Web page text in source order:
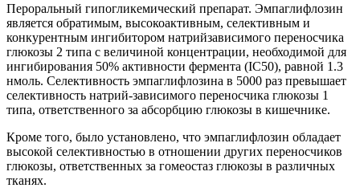
Пероральный гипогликемический препарат. Эмпаглифлозин
является обратимым, высокоактивным, селективным и
конкурентным ингибитором натрийзависимого переносчика
глюкозы 2 типа с величиной концентрации, необходимой для
ингибирования 50% активности фермента (IC50), равной 1.3
нмоль. Селективность эмпаглифлозина в 5000 раз превышает
селективность натрий-зависимого переносчика глюкозы 1
типа, ответственного за абсорбцию глюкозы в кишечнике.
Кроме того, было установлено, что эмпаглифлозин обладает
высокой селективностью в отношении других переносчиков
глюкозы, ответственных за гомеостаз глюкозы в различных
тканях.